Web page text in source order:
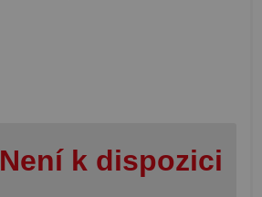
Není k dispozici